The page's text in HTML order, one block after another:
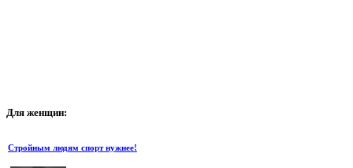
Для женщин:
Стройным людям спорт нужнее!